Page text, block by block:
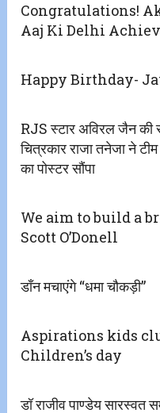
Congratulations!
Aaj Ki Delhi
Happy Birthday-
RJS स्टार अविरल जैन की
चित्रकार राजा तनेजा ने
का पोस्टर सौंपा
We aim to build a
Scott O’Donell
डाँन मचाएंगे “धमा चौकड़ी”
Aspirations kids
Children’s day
डॉ राजीव पाण्डेय सारस्वत